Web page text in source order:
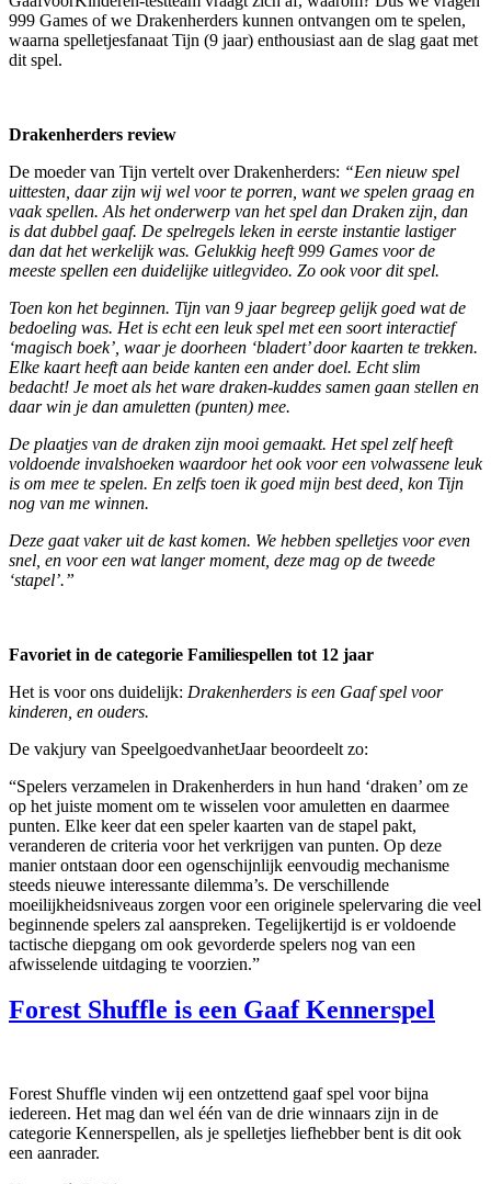
999 Games of we Drakenherders kunnen ontvangen om te spelen,
waarna spelletjesfanaat Tijn (9 jaar) enthousiast aan de slag gaat met
dit spel.
Drakenherders review
De moeder van Tijn vertelt over Drakenherders: “Een nieuw spel
uittesten, daar zijn wij wel voor te porren, want we spelen graag en
vaak spellen. Als het onderwerp van het spel dan Draken zijn, dan
is dat dubbel gaaf. De spelregels leken in eerste instantie lastiger
dan dat het werkelijk was. Gelukkig heeft 999 Games voor de
meeste spellen een duidelijke uitlegvideo. Zo ook voor dit spel.
Toen kon het beginnen. Tijn van 9 jaar begreep gelijk goed wat de
bedoeling was. Het is echt een leuk spel met een soort interactief
‘magisch boek’, waar je doorheen ‘bladert’ door kaarten te trekken.
Elke kaart heeft aan beide kanten een ander doel. Echt slim
bedacht! Je moet als het ware draken-kuddes samen gaan stellen en
daar win je dan amuletten (punten) mee.
De plaatjes van de draken zijn mooi gemaakt. Het spel zelf heeft
voldoende invalshoeken waardoor het ook voor een volwassene leuk
is om mee te spelen. En zelfs toen ik goed mijn best deed, kon Tijn
nog van me winnen.
Deze gaat vaker uit de kast komen. We hebben spelletjes voor even
snel, en voor een wat langer moment, deze mag op de tweede
‘stapel’.”
Favoriet in de categorie Familiespellen tot 12 jaar
Het is voor ons duidelijk: Drakenherders is een Gaaf spel voor
kinderen, en ouders.
De vakjury van SpeelgoedvanhetJaar beoordeelt zo:
“Spelers verzamelen in Drakenherders in hun hand ‘draken’ om ze
op het juiste moment om te wisselen voor amuletten en daarmee
punten. Elke keer dat een speler kaarten van de stapel pakt,
veranderen de criteria voor het verkrijgen van punten. Op deze
manier ontstaan door een ogenschijnlijk eenvoudig mechanisme
steeds nieuwe interessante dilemma’s. De verschillende
moeilijkheidsniveaus zorgen voor een originele spelervaring die veel
beginnende spelers zal aanspreken. Tegelijkertijd is er voldoende
tactische diepgang om ook gevorderde spelers nog van een
afwisselende uitdaging te voorzien.”
Forest Shuffle is een Gaaf Kennerspel
Forest Shuffle vinden wij een ontzettend gaaf spel voor bijna
iedereen. Het mag dan wel één van de drie winnaars zijn in de
categorie Kennerspellen, als je spelletjes liefhebber bent is dit ook
een aanrader.